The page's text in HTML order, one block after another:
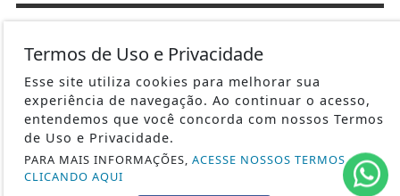
POLÍTICA
SAÚDE
EDUCAÇÃO
Termos de Uso e Privacidade
Esse site utiliza cookies para melhorar sua
experiência de navegação. Ao continuar o acesso,
entendemos que você concorda com nossos Termos
de Uso e Privacidade.
PARA MAIS INFORMAÇÕES, ACESSE NOSSOS TERMOS
CLICANDO AQUI